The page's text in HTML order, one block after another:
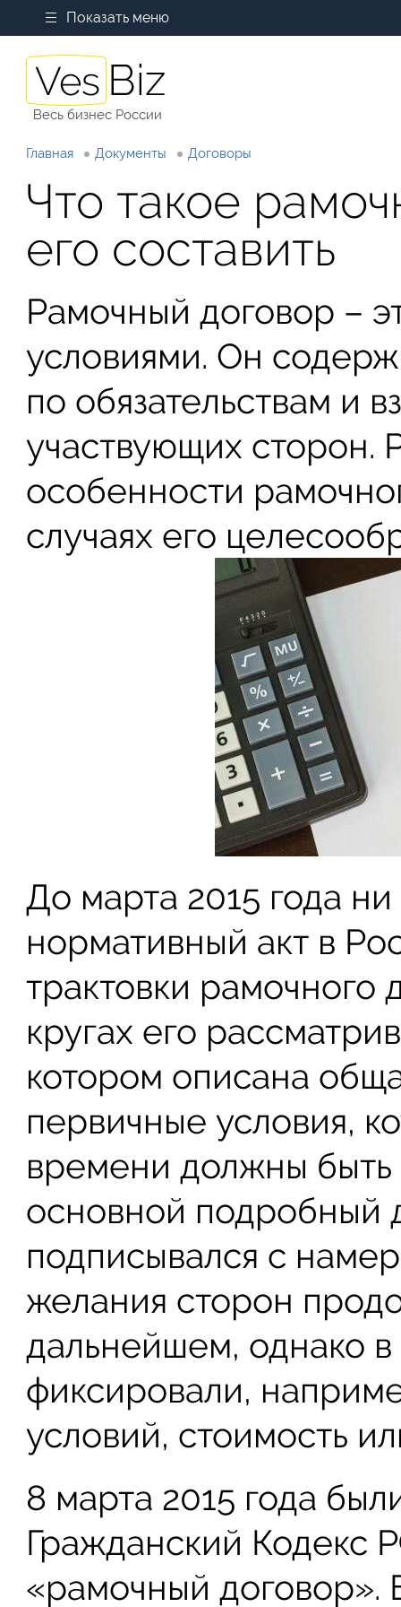
Показать меню
Весь бизнес России
Главная Документы Договоры
Что такое
его составить
Рамочный договор –
условиями. Он
по обязательствам и
участвующих сторон.
особенности
случаях его
До марта 2015 года
нормативный акт в
трактовки рамочного
кругах его
котором описана
первичные условия,
времени должны быть
основной подробный
подписывался с
желания сторон
дальнейшем, однако
фиксировали,
условий, стоимость
8 марта 2015 года
Гражданский Кодекс
«рамочный договор».